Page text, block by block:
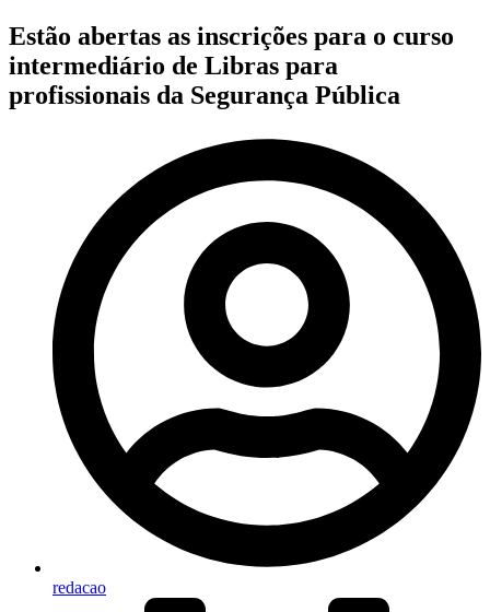
Estão abertas as inscrições para o curso
intermediário de Libras para
profissionais da Segurança Pública
redacao